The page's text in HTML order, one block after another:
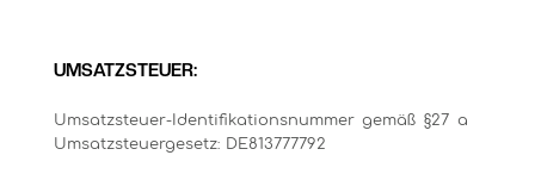
UMSATZSTEUER:
Umsatzsteuer-Identifikationsnummer gemäß §27 a
Umsatzsteuergesetz: DE813777792